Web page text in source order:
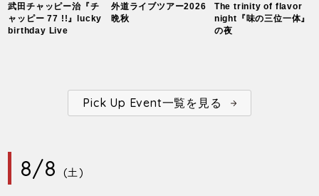
武田チャッピー治『チ
ャッピー 77 !!』lucky
birthday Live
外道ライブツアー2026
晩秋
The trinity of flavor
night『味の三位一体』
の夜
Pick Up Event一覧を見る
8/8 (土)